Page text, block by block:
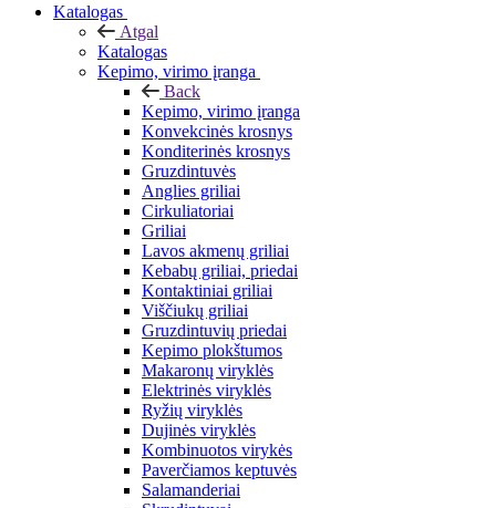
Katalogas
Atgal
Katalogas
Kepimo, virimo įranga
Back
Kepimo, virimo įranga
Konvekcinės krosnys
Konditerinės krosnys
Gruzdintuvės
Anglies griliai
Cirkuliatoriai
Griliai
Lavos akmenų griliai
Kebabų griliai, priedai
Kontaktiniai griliai
Viščiukų griliai
Gruzdintuvių priedai
Kepimo plokštumos
Makaronų viryklės
Elektrinės viryklės
Ryžių viryklės
Dujinės viryklės
Kombinuotos virykės
Paverčiamos keptuvės
Salamanderiai